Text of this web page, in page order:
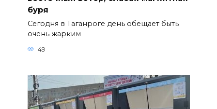
буря
Сегодня в Таганроге день обещает быть
очень жарким
49